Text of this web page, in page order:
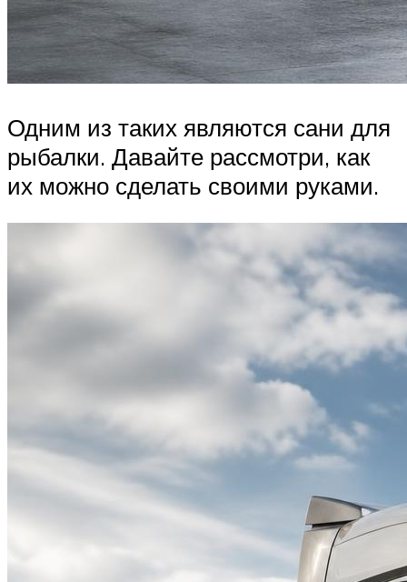
Одним из таких являются сани для
рыбалки. Давайте рассмотри, как
их можно сделать своими руками.